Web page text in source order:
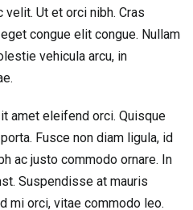
Ut et orci nibh. Cras
congue elit congue. Nullam
vehicula arcu, in
amet eleifend orci. Quisque
Fusce non diam ligula, id
ac justo commodo ornare. In
Suspendisse at mauris
mi orci, vitae commodo leo.